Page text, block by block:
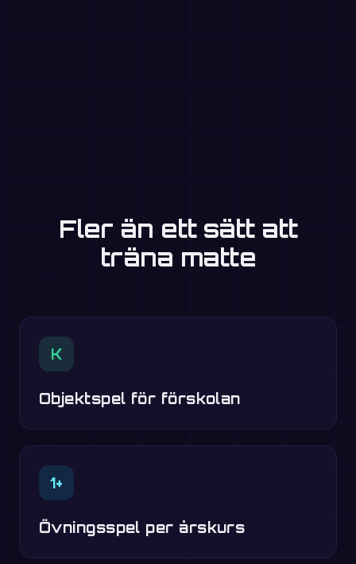
Fler än ett sätt att
träna matte
K
Objektspel för förskolan
1+
Övningsspel per årskurs